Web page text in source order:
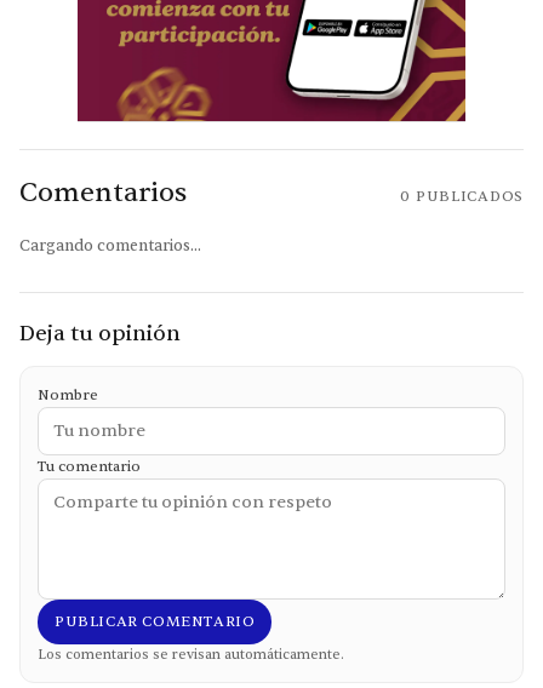
Comentarios 0 PUBLICADOS
Cargando comentarios...
Deja tu opinión
Nombre
Tu comentario
PUBLICAR COMENTARIO
Los comentarios se revisan automáticamente.